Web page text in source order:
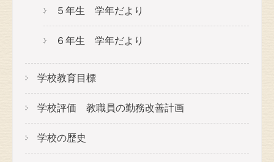
５年生 学年だより
６年生 学年だより
学校教育目標
学校評価 教職員の勤務改善計画
学校の歴史